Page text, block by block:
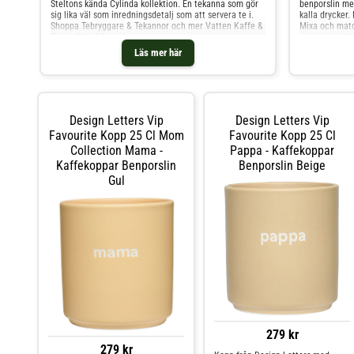
Läs mer här
Steltons kända Cylinda kollektion. En tekanna som gör
sig lika väl som inredningsdetalj som att servera te i.
Shoppa Tebryggare & Tekannor och mer Vatten Kaffe &
benporslin
kalla drycker.
Mixa och
själv eller
Jacobsen.
klassisk
delar ur
Höjd: 85
Tillverkad i
Shoppa
Royal Design.
Design Letters Vip
Favourite Kopp 25 Cl Mom
Collection Mama -
Kaffekoppar Benporslin
Gul
279 kr
Design Letters Vip
Favourite Kopp 25 Cl
Pappa - Kaffekoppar
Benporslin Beige
279 kr